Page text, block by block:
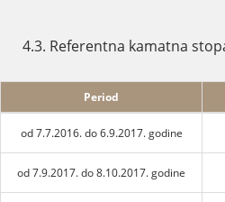
4.3. Referentna kamatna
Period
od 7.7.2016. do 6.9.2017. godine
od 7.9.2017. do 8.10.2017. godine